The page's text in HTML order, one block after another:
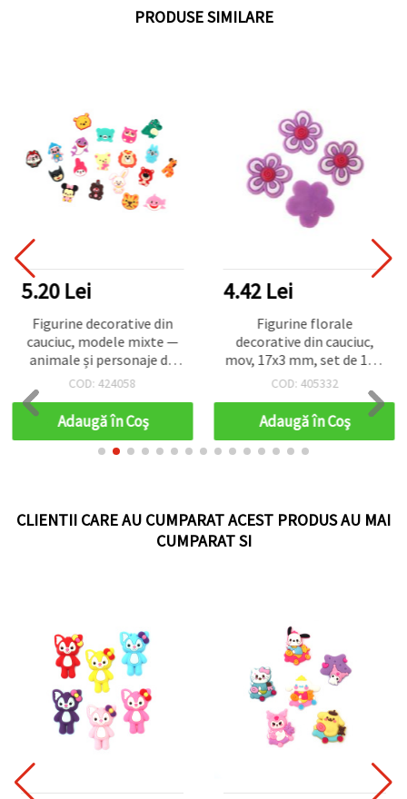
PRODUSE SIMILARE
5.20 Lei
Figurine decorative din
cauciuc, modele mixte —
animale și personaje de
desene animate, culori
mixte, 20–35 x 23–43 x 2–
3,5 mm, 10 buc./set,
pentru proiecte DIY
COD: 424058
Adaugă în Coş
4.42 Lei
Figurine florale
decorative din cauciuc,
mov, 17x3 mm, set de 10 –
pentru decorațiuni,
cardmaking, rășină
epoxidică și nail art
COD: 405332
Adaugă în Coş
CLIENTII CARE AU CUMPARAT ACEST PRODUS AU MAI
CUMPARAT SI